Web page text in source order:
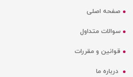
صفحه اصلی
سوالات متداول
قوانین و مقررات
درباره ما